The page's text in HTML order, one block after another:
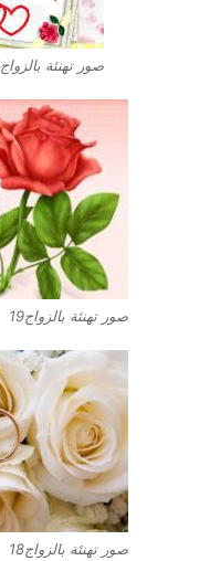
صور تهنئة بالزواج20
صور تهنئة بالزواج19
صور تهنئة بالزواج18